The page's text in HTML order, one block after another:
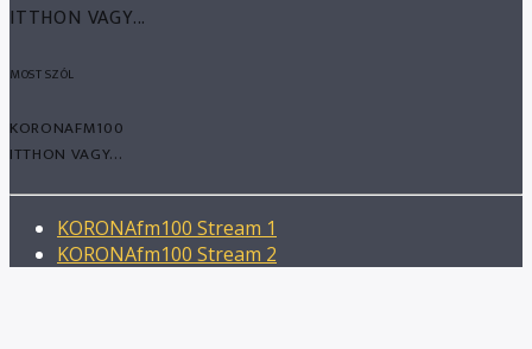
ITTHON VAGY...
MOST SZÓL
KORONAFM100
ITTHON VAGY...
KORONAfm100 Stream 1
KORONAfm100 Stream 2